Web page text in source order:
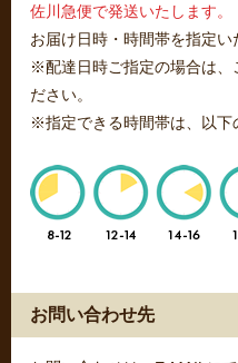
佐川急便で発送いたします。
お届け日時・時間帯を指定い
※配達日時ご指定の場合は、
ださい。
※指定できる時間帯は、以下
お問い合わせ先